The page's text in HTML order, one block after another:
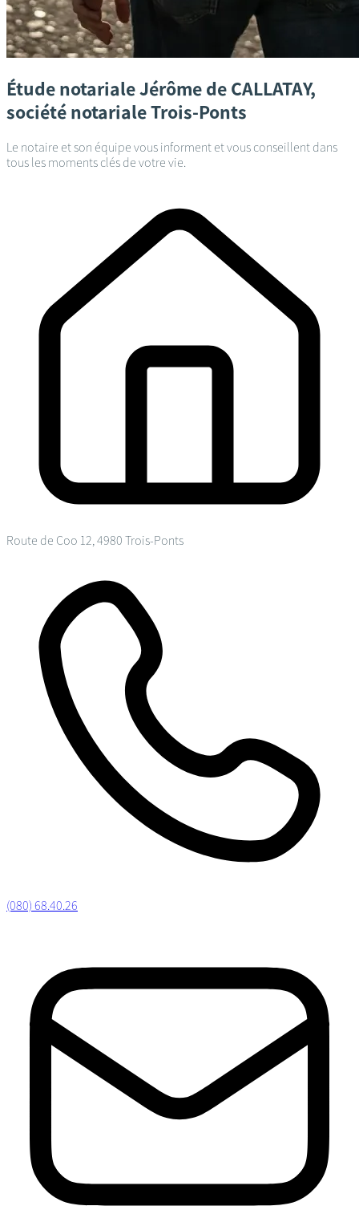
Étude notarialeJérôme de CALLATAY,
société notarialeTrois-Ponts
Le notaire et son équipe vous informent et vous conseillent dans
tous les moments clés de votre vie.
Route de Coo 12, 4980 Trois-Ponts
(080) 68.40.26